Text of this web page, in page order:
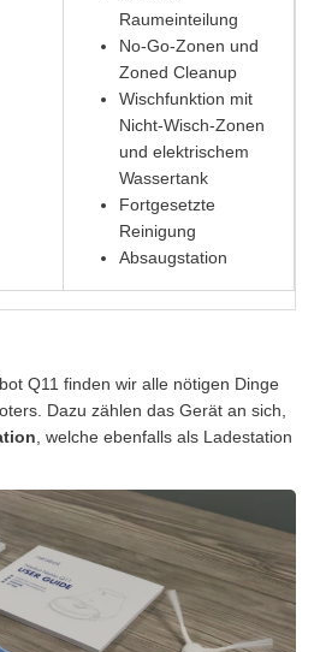
Raumeinteilung
No-Go-Zonen und
Zoned Cleanup
Wischfunktion mit
Nicht-Wisch-Zonen
und elektrischem
Wassertank
Fortgesetzte
Reinigung
Absaugstation
Q11 finden wir alle nötigen Dinge
Dazu zählen das Gerät an sich,
, welche ebenfalls als Ladestation